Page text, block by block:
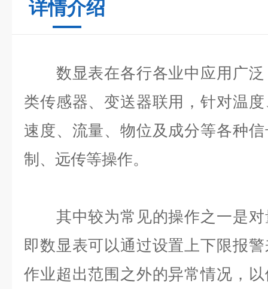
详情介绍
数显表在各行各业中应用广泛
类传感器、变送器联用，针对温
速度、流量、物位及成分等各种
制、远传等操作。
其中较为常见的操作之一是对
即数显表可以通过设置上下限报
作业超出范围之外的异常情况，